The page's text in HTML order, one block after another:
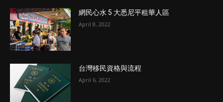
網民心水 5 大悉尼平租華人區
April 8, 2022
台灣移民資格與流程
April 6, 2022